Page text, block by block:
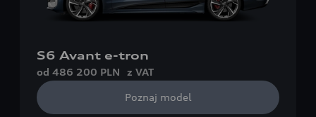
S6 Avant e-tron
od 486 200 PLN z VAT
Poznaj model